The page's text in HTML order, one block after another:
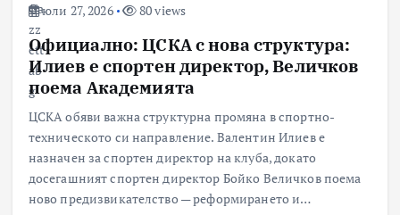
юли 27, 2026
80 views
Официално: ЦСКА с нова структура:
Илиев е спортен директор, Величков
поема Академията
ЦСКА обяви важна структурна промяна в спортно-
техническото си направление. Валентин Илиев е
назначен за спортен директор на клуба, докато
досегашният спортен директор Бойко Величков поема
ново предизвикателство — реформирането и…